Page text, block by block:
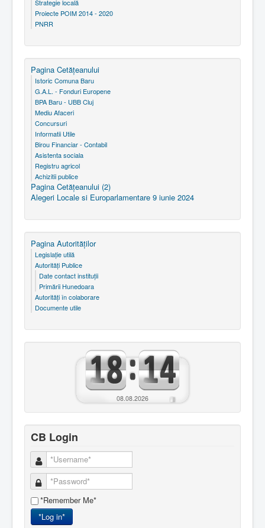
Strategie locală
Proiecte POIM 2014 - 2020
PNRR
Pagina Cetăţeanului
Istoric Comuna Baru
G.A.L. - Fonduri Europene
BPA Baru - UBB Cluj
Mediu Afaceri
Concursuri
Informatii Utile
Birou Financiar - Contabil
Asistenta sociala
Registru agricol
Achizitii publice
Pagina Cetăţeanului (2)
Alegeri Locale si Europarlamentare 9 iunie 2024
Pagina Autorităţilor
Legislaţie utilă
Autorităţi Publice
Date contact instituţii
Primării Hunedoara
Autorităţi în colaborare
Documente utile
08.08.2026
CB Login
*Remember Me*
*Log in*